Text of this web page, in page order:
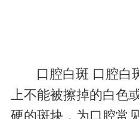
口腔白斑 口腔白
上不能被擦掉的白色